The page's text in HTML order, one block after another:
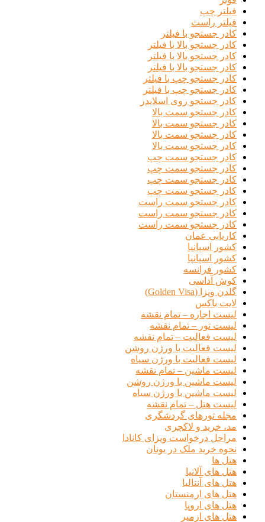
فیلتر چپ
فیلتر راست
کادر جستجو با فیلتر
کادر جستجو بالا با فیلتر
کادر جستجو بالا با فیلتر
کادر جستجو بالا با فیلتر
کادر جستجو چپ با فیلتر
کادر جستجو چپ با فیلتر
کادر جستجو روی اسلایدر
کادر جستجو سمت بالا
کادر جستجو سمت بالا
کادر جستجو سمت بالا
کادر جستجو سمت بالا
کادر جستجو سمت چپ
کادر جستجو سمت چپ
کادر جستجو سمت چپ
کادر جستجو سمت چپ
کادر جستجو سمت راست
کادر جستجو سمت راست
کادر جستجو سمت راست
کاریابی عمان
کشور اسپانیا
کشور اسپانیا
کشور فرانسه
کوش آداسی
گلدن ویزا (Golden Visa)
لایت باکس
لیست اجاره – تمام نقشه
لیست تور – تمام نقشه
لیست فعالیت – تمام نقشه
لیست فعالیت با ورژن روشن
لیست فعالیت با ورژن سیاه
لیست ماشین – تمام نقشه
لیست ماشین با ورژن روشن
لیست ماشین با ورژن سیاه
لیست هتل – تمام نقشه
مجله تورهای گردشگری
مد، خرید و لاکچری
مراحل درخواست ویزای کانادا
نحوه خرید ملک در یونان
هتل ها
هتل های آلانیا
هتل های آنتالیا
هتل های ارمنستان
هتل های اروپا
هتل های ازمیر